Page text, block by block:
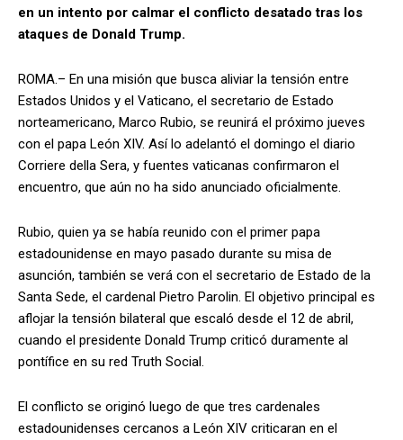
en un intento por calmar el conflicto desatado tras los
ataques de Donald Trump.
ROMA.– En una misión que busca aliviar la tensión entre
Estados Unidos y el Vaticano, el secretario de Estado
norteamericano, Marco Rubio, se reunirá el próximo jueves
con el papa León XIV. Así lo adelantó el domingo el diario
Corriere della Sera, y fuentes vaticanas confirmaron el
encuentro, que aún no ha sido anunciado oficialmente.
Rubio, quien ya se había reunido con el primer papa
estadounidense en mayo pasado durante su misa de
asunción, también se verá con el secretario de Estado de la
Santa Sede, el cardenal Pietro Parolin. El objetivo principal es
aflojar la tensión bilateral que escaló desde el 12 de abril,
cuando el presidente Donald Trump criticó duramente al
pontífice en su red Truth Social.
El conflicto se originó luego de que tres cardenales
estadounidenses cercanos a León XIV criticaran en el